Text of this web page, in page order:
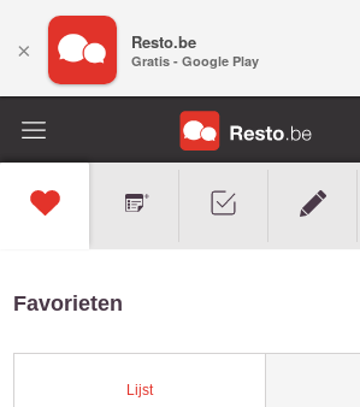
Favorieten
Lijst
× Resto.be
Gratis - Google Play